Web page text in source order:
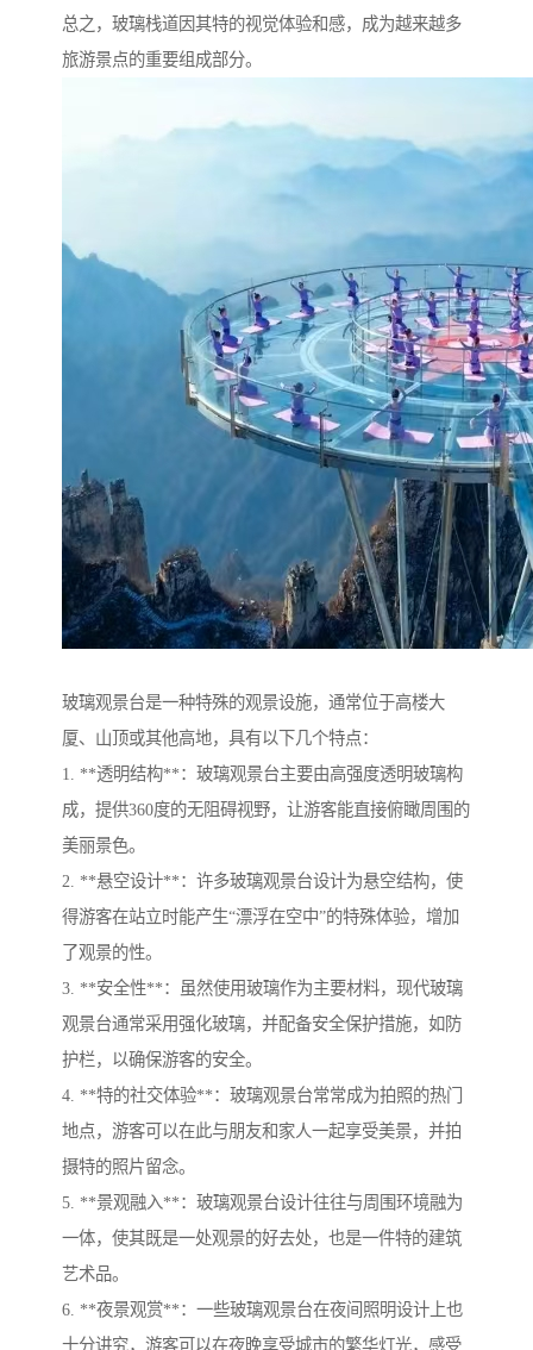
总之，玻璃栈道因其特的视觉体验和感，成为越来越多
旅游景点的重要组成部分。
玻璃观景台是一种特殊的观景设施，通常位于高楼大
厦、山顶或其他高地，具有以下几个特点：
1. **透明结构**：玻璃观景台主要由高强度透明玻璃构
成，提供360度的无阻碍视野，让游客能直接俯瞰周围的
美丽景色。
2. **悬空设计**：许多玻璃观景台设计为悬空结构，使
得游客在站立时能产生“漂浮在空中”的特殊体验，增加
了观景的性。
3. **安全性**：虽然使用玻璃作为主要材料，现代玻璃
观景台通常采用强化玻璃，并配备安全保护措施，如防
护栏，以确保游客的安全。
4. **特的社交体验**：玻璃观景台常常成为拍照的热门
地点，游客可以在此与朋友和家人一起享受美景，并拍
摄特的照片留念。
5. **景观融入**：玻璃观景台设计往往与周围环境融为
一体，使其既是一处观景的好去处，也是一件特的建筑
艺术品。
6. **夜景观赏**：一些玻璃观景台在夜间照明设计上也
十分讲究，游客可以在夜晚享受城市的繁华灯光，感受